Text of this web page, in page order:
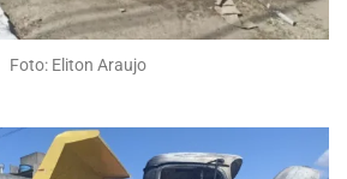
Foto: Eliton Araujo